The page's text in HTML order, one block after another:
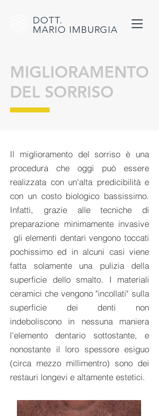
DOTT.
MARIO IMBURGIA
MIGLIORAMENTO
DEL SORRISO
Il miglioramento del sorriso è una
procedura che oggi può essere
realizzata con un'alta predicibilità e
con un costo biologico bassissimo.
Infatti, grazie alle tecniche di
preparazione minimamente invasive
gli elementi dentari vengono toccati
pochissimo ed in alcuni casi viene
fatta solamente una pulizia della
superficie dello smalto. I materiali
ceramici che vengono "incollati" sulla
superficie dei denti non
indeboliscono in nessuna maniera
l'elemento dentario sottostante, e
nonostante il loro spessore esiguo
(circa mezzo millimentro) sono dei
restauri longevi e altamente estetici.